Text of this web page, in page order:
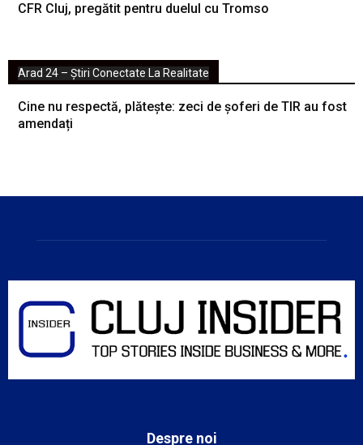
CFR Cluj, pregătit pentru duelul cu Tromso
Arad 24 – Știri Conectate La Realitate
Cine nu respectă, plătește: zeci de șoferi de TIR au fost
amendați
Despre noi